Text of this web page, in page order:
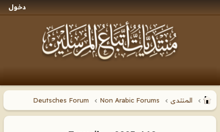
دخول
المنتدى Non Arabic Forums
Deutsches Forum